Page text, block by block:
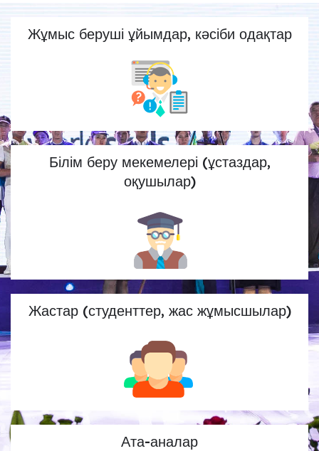
Жұмыс беруші ұйымдар, кәсіби одақтар
Білім беру мекемелері (ұстаздар,
оқушылар)
Жастар (студенттер, жас жұмысшылар)
Ата-аналар